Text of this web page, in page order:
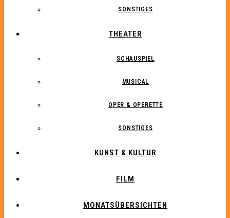
SONSTIGES
THEATER
SCHAUSPIEL
MUSICAL
OPER & OPERETTE
SONSTIGES
KUNST & KULTUR
FILM
MONATSÜBERSICHTEN